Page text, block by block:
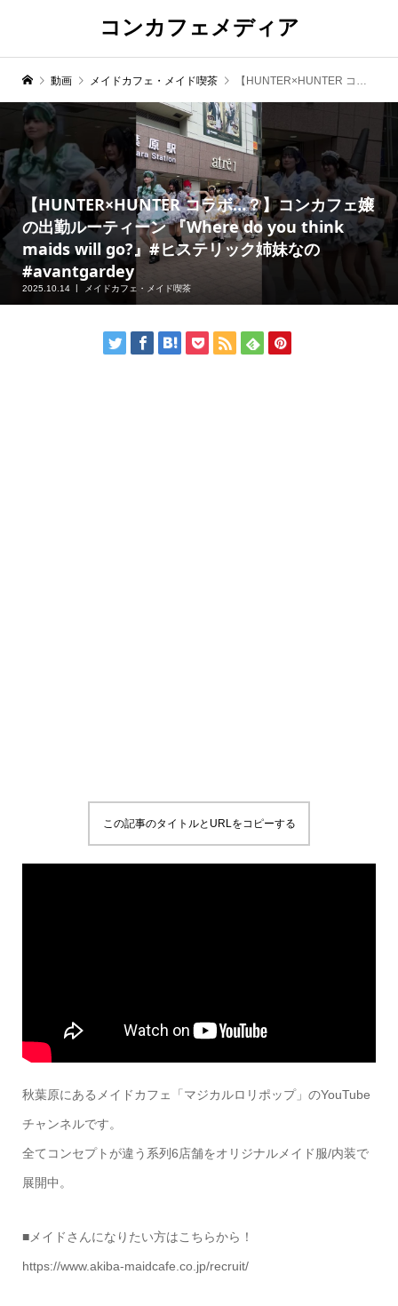
コンカフェメディア
動画 メイドカフェ・メイド喫茶 【HUNTER×HUNTER コラボ…？】コンカフェ嬢の出勤ルーティーン 『Where do you think maids will go?』#ヒステリック姉妹なの #avantgardey
【HUNTER×HUNTER コラボ…？】コンカフェ嬢
の出勤ルーティーン 『Where do you think
maids will go?』#ヒステリック姉妹なの
#avantgardey
2025.10.14 メイドカフェ・メイド喫茶
この記事のタイトルとURLをコピーする
秋葉原にあるメイドカフェ「マジカルロリポップ」のYouTube
チャンネルです。
全てコンセプトが違う系列6店舗をオリジナルメイド服/内装で
展開中。
■メイドさんになりたい方はこちらから！
https://www.akiba-maidcafe.co.jp/recruit/